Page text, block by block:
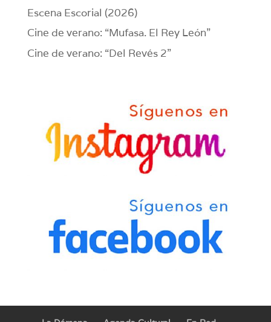
Escena Escorial (2026)
Cine de verano: “Mufasa. El Rey León”
Cine de verano: “Del Revés 2”